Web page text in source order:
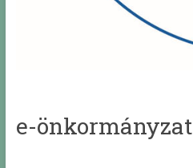
e-önkormányzat